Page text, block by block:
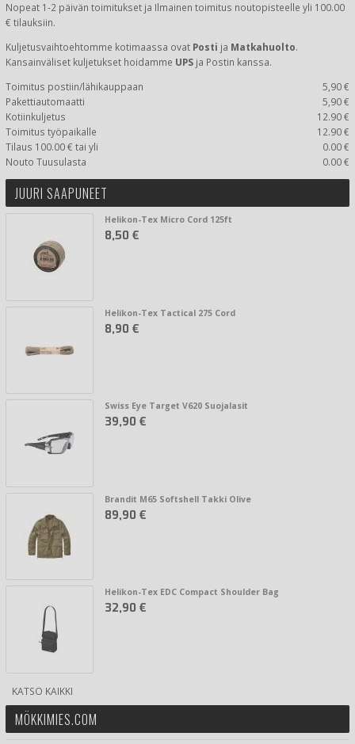
Nopeat 1-2 päivän toimitukset ja Ilmainen toimitus noutopisteelle yli 100.00
€ tilauksiin.
Kuljetusvaihtoehtomme kotimaassa ovat Posti ja Matkahuolto.
Kansainväliset kuljetukset hoidamme UPS ja Postin kanssa.
Toimitus postiin/lähikauppaan
5,90 €
Pakettiautomaatti
5,90 €
Kotiinkuljetus
12.90 €
Toimitus työpaikalle
12.90 €
Tilaus 100.00 € tai yli
0.00 €
Nouto Tuusulasta
0.00 €
JUURI SAAPUNEET
Helikon-Tex Micro Cord 125ft
8,50 €
Helikon-Tex Tactical 275 Cord
8,90 €
Swiss Eye Target V620 Suojalasit
39,90 €
Brandit M65 Softshell Takki Olive
89,90 €
Helikon-Tex EDC Compact Shoulder Bag
32,90 €
KATSO KAIKKI
MÖKKIMIES.COM